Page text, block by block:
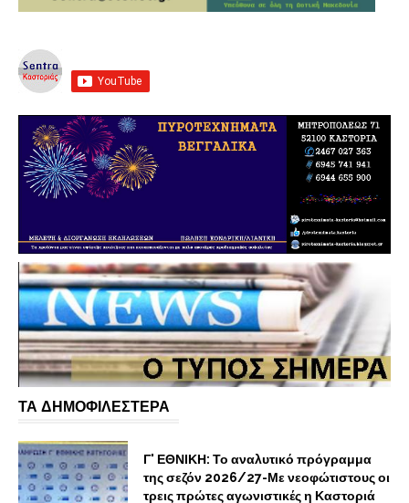
ΤΑ ΔΗΜΟΦΙΛΕΣΤΕΡΑ
Γ' ΕΘΝΙΚΗ: Το αναλυτικό πρόγραμμα
της σεζόν 2026/27-Με νεοφώτιστους οι
τρεις πρώτες αγωνιστικές η Καστοριά